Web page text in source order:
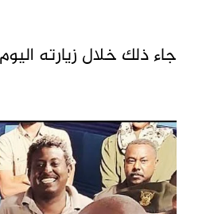
جاء ذلك خلال زيارته